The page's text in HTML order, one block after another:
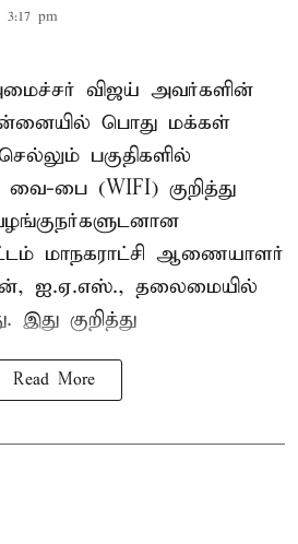
3:17 pm
விஜய் அவர்களின்
பொது மக்கள்
பகுதிகளில்
பை (WIFI) குறித்து
மாநகராட்சி ஆணையாளர்
ஐ.ஏ.எஸ்., தலைமையில்
குறித்து
Read More